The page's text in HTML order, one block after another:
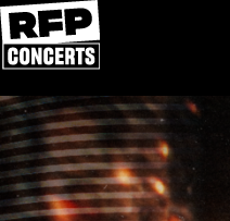
Přeskočit na obsah